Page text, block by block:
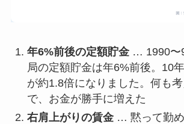
年6%前後の定額貯金… 1990〜
局の定額貯金は年6%前後。10
が約1.8倍になりました。何も
で、お金が勝手に増えた
右肩上がりの賃金… 黙って勤め